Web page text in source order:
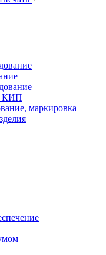
КИП
маркировка